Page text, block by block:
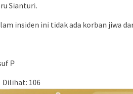
Sianturi.
insiden ini tidak ada korban jiwa
P
Dilihat: 106